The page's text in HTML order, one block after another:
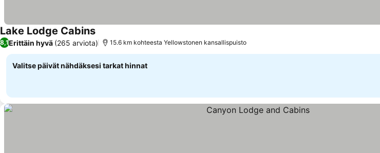
Lake Lodge Cabins
8,1Erittäin hyvä (265 arviota) 15.6 km kohteesta Yellowstonen kansallispuisto
Valitse päivät nähdäksesi tarkat hinnat